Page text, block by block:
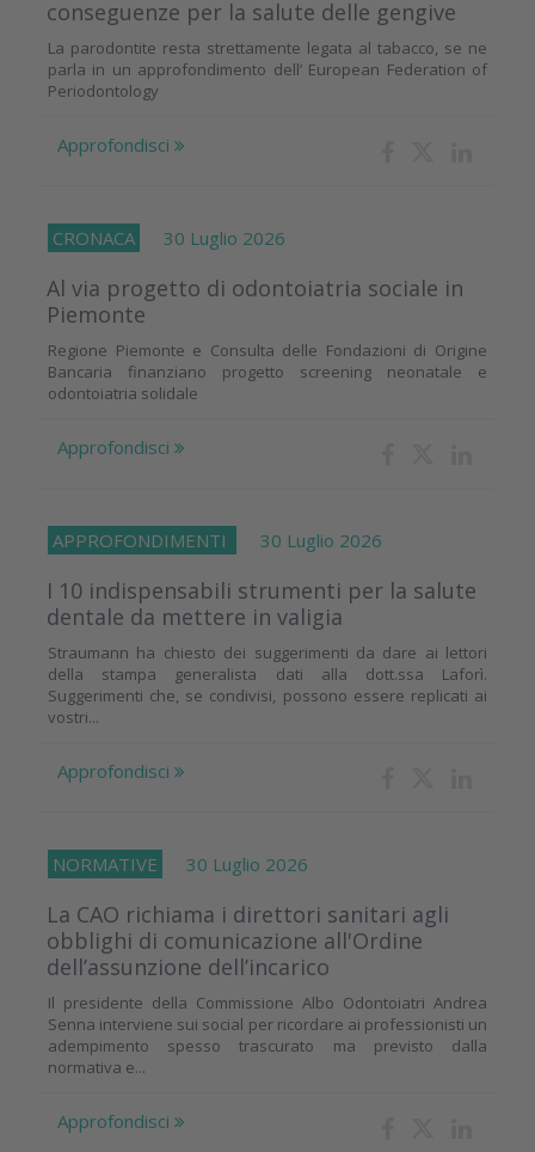
conseguenze per la salute delle gengive
La parodontite resta strettamente legata al tabacco, se ne
parla in un approfondimento dell’ European Federation of
Periodontology
Approfondisci
CRONACA 30 Luglio 2026
Al via progetto di odontoiatria sociale in
Piemonte
Regione Piemonte e Consulta delle Fondazioni di Origine
Bancaria finanziano progetto screening neonatale e
odontoiatria solidale
Approfondisci
APPROFONDIMENTI 30 Luglio 2026
I 10 indispensabili strumenti per la salute
dentale da mettere in valigia
Straumann ha chiesto dei suggerimenti da dare ai lettori
della stampa generalista dati alla dott.ssa Laforì.
Suggerimenti che, se condivisi, possono essere replicati ai
vostri...
Approfondisci
NORMATIVE 30 Luglio 2026
La CAO richiama i direttori sanitari agli
obblighi di comunicazione all'Ordine
dell’assunzione dell’incarico
Il presidente della Commissione Albo Odontoiatri Andrea
Senna interviene sui social per ricordare ai professionisti un
adempimento spesso trascurato ma previsto dalla
normativa e...
Approfondisci